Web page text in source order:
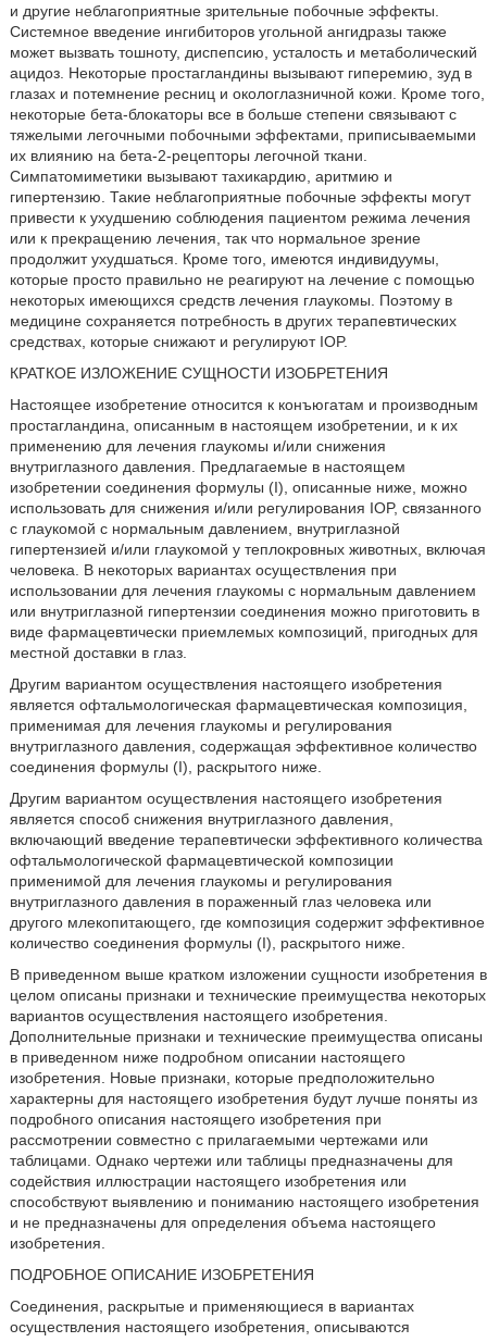
и другие неблагоприятные зрительные побочные эффекты.
Системное введение ингибиторов угольной ангидразы также
может вызвать тошноту, диспепсию, усталость и метаболический
ацидоз. Некоторые простагландины вызывают гиперемию, зуд в
глазах и потемнение ресниц и окологлазничной кожи. Кроме того,
некоторые бета-блокаторы все в больше степени связывают с
тяжелыми легочными побочными эффектами, приписываемыми
их влиянию на бета-2-рецепторы легочной ткани.
Симпатомиметики вызывают тахикардию, аритмию и
гипертензию. Такие неблагоприятные побочные эффекты могут
привести к ухудшению соблюдения пациентом режима лечения
или к прекращению лечения, так что нормальное зрение
продолжит ухудшаться. Кроме того, имеются индивидуумы,
которые просто правильно не реагируют на лечение с помощью
некоторых имеющихся средств лечения глаукомы. Поэтому в
медицине сохраняется потребность в других терапевтических
средствах, которые снижают и регулируют IOP.
КРАТКОЕ ИЗЛОЖЕНИЕ СУЩНОСТИ ИЗОБРЕТЕНИЯ
Настоящее изобретение относится к конъюгатам и производным
простагландина, описанным в настоящем изобретении, и к их
применению для лечения глаукомы и/или снижения
внутриглазного давления. Предлагаемые в настоящем
изобретении соединения формулы (I), описанные ниже, можно
использовать для снижения и/или регулирования IOP, связанного
с глаукомой с нормальным давлением, внутриглазной
гипертензией и/или глаукомой у теплокровных животных, включая
человека. В некоторых вариантах осуществления при
использовании для лечения глаукомы с нормальным давлением
или внутриглазной гипертензии соединения можно приготовить в
виде фармацевтически приемлемых композиций, пригодных для
местной доставки в глаз.
Другим вариантом осуществления настоящего изобретения
является офтальмологическая фармацевтическая композиция,
применимая для лечения глаукомы и регулирования
внутриглазного давления, содержащая эффективное количество
соединения формулы (I), раскрытого ниже.
Другим вариантом осуществления настоящего изобретения
является способ снижения внутриглазного давления,
включающий введение терапевтически эффективного количества
офтальмологической фармацевтической композиции
применимой для лечения глаукомы и регулирования
внутриглазного давления в пораженный глаз человека или
другого млекопитающего, где композиция содержит эффективное
количество соединения формулы (I), раскрытого ниже.
В приведенном выше кратком изложении сущности изобретения в
целом описаны признаки и технические преимущества некоторых
вариантов осуществления настоящего изобретения.
Дополнительные признаки и технические преимущества описаны
в приведенном ниже подробном описании настоящего
изобретения. Новые признаки, которые предположительно
характерны для настоящего изобретения будут лучше поняты из
подробного описания настоящего изобретения при
рассмотрении совместно с прилагаемыми чертежами или
таблицами. Однако чертежи или таблицы предназначены для
содействия иллюстрации настоящего изобретения или
способствуют выявлению и пониманию настоящего изобретения
и не предназначены для определения объема настоящего
изобретения.
ПОДРОБНОЕ ОПИСАНИЕ ИЗОБРЕТЕНИЯ
Соединения, раскрытые и применяющиеся в вариантах
осуществления настоящего изобретения, описываются